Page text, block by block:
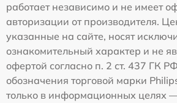
работает независимо и не имеет
авторизации от производителя.
указанные на сайте, носят
ознакомительный характер и не
офертой согласно п. 2 ст. 437 ГК
обозначения торговой марки
только в информационных целях